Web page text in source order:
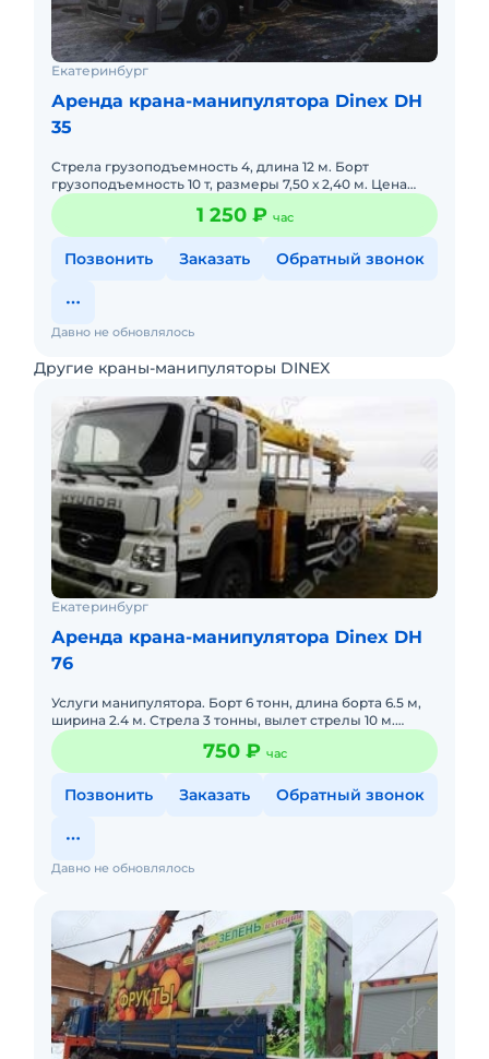
Екатеринбург
Аренда крана-манипулятора Dinex DH
35
Стрела грузоподъемность 4, длина 12 м. Борт
грузоподъемность 10 т, размеры 7,50 х 2,40 м. Цена
1250 руб./час.
1 250 ₽ час
Позвонить Заказать Обратный звонок
Давно не обновлялось
Другие краны-манипуляторы DINEX
Екатеринбург
Аренда крана-манипулятора Dinex DH
76
Услуги манипулятора. Борт 6 тонн, длина борта 6.5 м,
ширина 2.4 м. Стрела 3 тонны, вылет стрелы 10 м.
Стоимость 750 руб./час.
750 ₽ час
Позвонить Заказать Обратный звонок
Давно не обновлялось